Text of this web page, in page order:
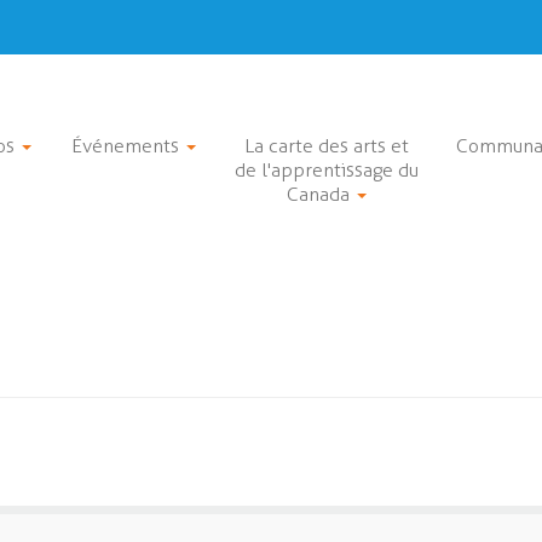
Événements
La carte des arts et
de l'apprentissage du
Canada